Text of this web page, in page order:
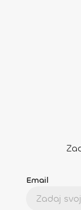
Email